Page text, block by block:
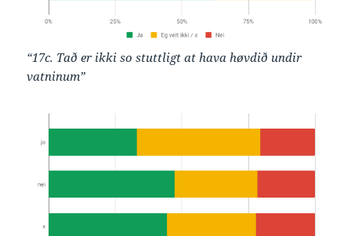
“17c. Tað er ikki so stuttligt at hava høvdið undir
vatninum”